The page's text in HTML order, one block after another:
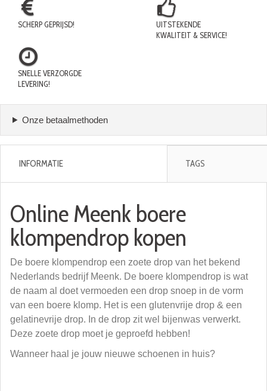
SCHERP GEPRIJSD!
UITSTEKENDE
KWALITEIT & SERVICE!
SNELLE VERZORGDE
LEVERING!
Onze betaalmethoden
INFORMATIE TAGS
Online Meenk boere
klompendrop kopen
De boere klompendrop een zoete drop van het bekend
Nederlands bedrijf Meenk. De boere klompendrop is wat
de naam al doet vermoeden een drop snoep in de vorm
van een boere klomp. Het is een glutenvrije drop & een
gelatinevrije drop. In de drop zit wel bijenwas verwerkt.
Deze zoete drop moet je geproefd hebben!
Wanneer haal je jouw nieuwe schoenen in huis?